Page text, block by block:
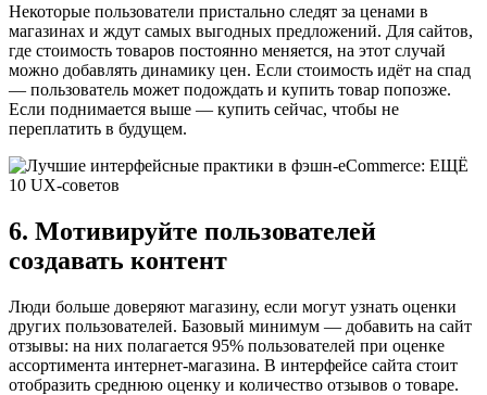
Некоторые пользователи пристально следят за ценами в
магазинах и ждут самых выгодных предложений. Для сайтов,
где стоимость товаров постоянно меняется, на этот случай
можно добавлять динамику цен. Если стоимость идёт на спад
— пользователь может подождать и купить товар попозже.
Если поднимается выше — купить сейчас, чтобы не
переплатить в будущем.
6. Мотивируйте пользователей
создавать контент
Люди больше доверяют магазину, если могут узнать оценки
других пользователей. Базовый минимум — добавить на сайт
отзывы: на них полагается 95% пользователей при оценке
ассортимента интернет-магазина. В интерфейсе сайта стоит
отобразить среднюю оценку и количество отзывов о товаре.